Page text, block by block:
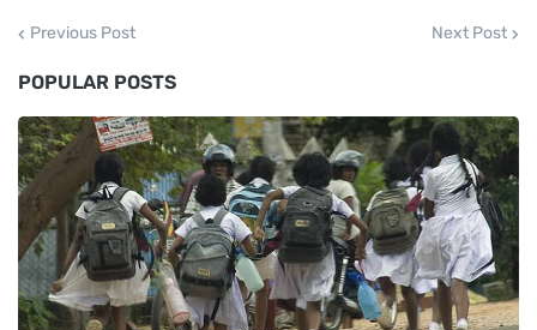
Previous Post Next Post
POPULAR POSTS